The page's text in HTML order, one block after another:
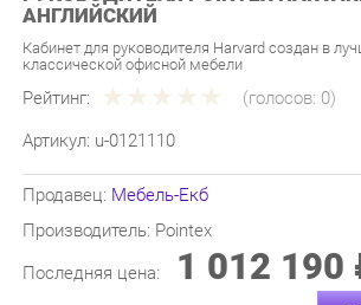
Кабинет для руководителя Harvard создан в
Рейтинг: (голосов:
Артикул: u-0121110
Производитель:Pointex
Последняя цена: 1 012 190 ₽
-